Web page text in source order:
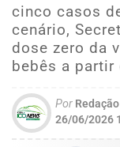
cinco casos
cenário,
dose zero da
bebês a partir
Por
26/06/2026